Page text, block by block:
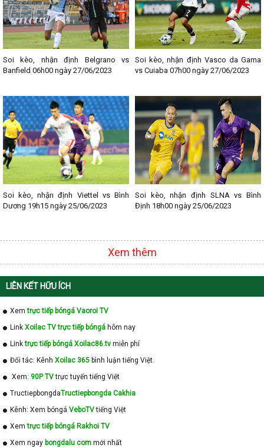
nhé!
--------------------------------
Lịch thi đấu bóng đá các giải nổi bật:
- Lịch thi đấu Ngoại hạng Anh
- Lịch thi đấu La Liga
- Lịch thi đấu Bundesliga
- Lịch thi đấu V - League
- Lịch thi đấu Cup C1
Soi kèo, nhận định Belgrano vs
Banfield 06h00 ngày 27/06/2023
Soi kèo, nhận định Vasco da Gama
vs Cuiaba 07h00 ngày 27/06/2023
Soi kèo, nhận định Viettel vs Bình
Dương 19h15 ngày 25/06/2023
Soi kèo, nhận định SLNA vs Bình
Định 18h00 ngày 25/06/2023
Xem thêm
LIÊN KẾT HỮU ÍCH
Xemtrực tiếp bóngá Vaoroi TV
Link Xoilac TV trực tiếp bóngá hôm nay
Linktrực tiếp bóngá Xoilac86.tv miễn phí
Đối tác: Kênh Xoilac 365 bình luận tiếng Việt.
Xem: 90P TVtrực tuyến tiếng Việt
TructiepbongdaTructiepbongda Cakhia
Kênh: Xem bóngá VeboTVtiếng Việt
Xemtrực tiếp bóngá Rakhoi TV
Xem ngay bongdalu com mới nhất